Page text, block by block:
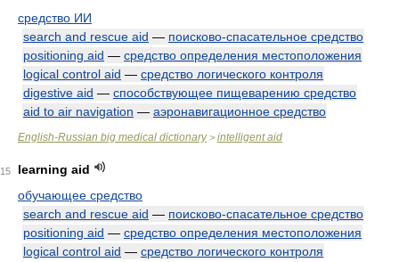
средство ИИ
search and rescue aid — поисково-спасательное средство
positioning aid — средство определения местоположения
logical control aid — средство логического контроля
digestive aid — способствующее пищеварению средство
aid to air navigation — аэронавигационное средство
English-Russian big medical dictionary> intelligent aid
15
learning aid
обучающее средство
search and rescue aid — поисково-спасательное средство
positioning aid — средство определения местоположения
logical control aid — средство логического контроля